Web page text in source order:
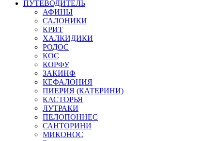
ПУТЕВОДИТЕЛЬ
АФИНЫ
САЛОНИКИ
КРИТ
ХАЛКИДИКИ
РОДОС
КОС
КОРФУ
ЗАКИНФ
КЕФАЛОНИЯ
ПИЕРИЯ (КАТЕРИНИ)
КАСТОРЬЯ
ЛУТРАКИ
ПЕЛОПОННЕС
САНТОРИНИ
МИКОНОС